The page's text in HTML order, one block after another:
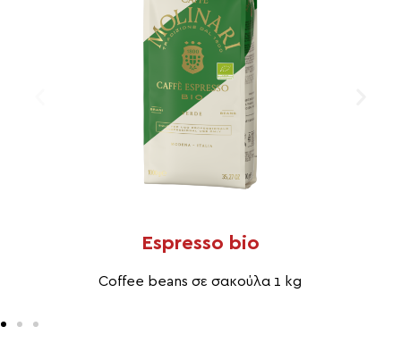
Espresso bio
Coffee beans σε σακούλα 1 kg